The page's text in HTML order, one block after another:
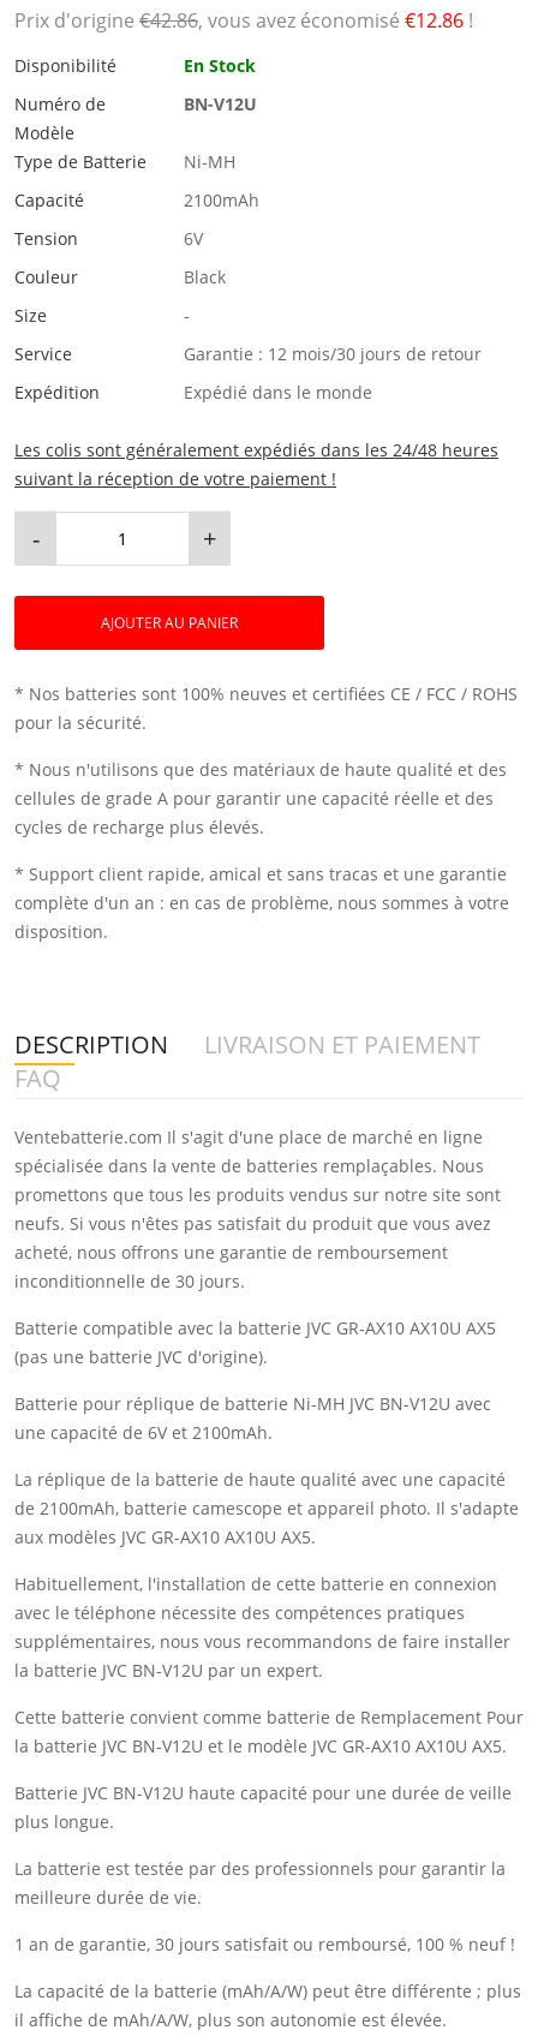
Prix ​​d'origine €42.86, vous avez économisé €12.86 !
Disponibilité
En Stock
Numéro de
Modèle
BN-V12U
Type de Batterie
Ni-MH
Capacité
2100mAh
Tension
6V
Couleur
Black
Size
-
Service
Garantie : 12 mois/30 jours de retour
Expédition
Expédié dans le monde
Les colis sont généralement expédiés dans les 24/48 heures
suivant la réception de votre paiement !
- +
AJOUTER AU PANIER
* Nos batteries sont 100% neuves et certifiées CE / FCC / ROHS
pour la sécurité.
* Nous n'utilisons que des matériaux de haute qualité et des
cellules de grade A pour garantir une capacité réelle et des
cycles de recharge plus élevés.
* Support client rapide, amical et sans tracas et une garantie
complète d'un an : en cas de problème, nous sommes à votre
disposition.
DESCRIPTION
LIVRAISON ET PAIEMENT
FAQ
Ventebatterie.com Il s'agit d'une place de marché en ligne
spécialisée dans la vente de batteries remplaçables. Nous
promettons que tous les produits vendus sur notre site sont
neufs. Si vous n'êtes pas satisfait du produit que vous avez
acheté, nous offrons une garantie de remboursement
inconditionnelle de 30 jours.
Batterie compatible avec la batterie JVC GR-AX10 AX10U AX5
(pas une batterie JVC d'origine).
Batterie pour réplique de batterie Ni-MH JVC BN-V12U avec
une capacité de 6V et 2100mAh.
La réplique de la batterie de haute qualité avec une capacité
de 2100mAh, batterie camescope et appareil photo. Il s'adapte
aux modèles JVC GR-AX10 AX10U AX5.
Habituellement, l'installation de cette batterie en connexion
avec le téléphone nécessite des compétences pratiques
supplémentaires, nous vous recommandons de faire installer
la batterie JVC BN-V12U par un expert.
Cette batterie convient comme batterie de Remplacement Pour
la batterie JVC BN-V12U et le modèle JVC GR-AX10 AX10U AX5.
Batterie JVC BN-V12U haute capacité pour une durée de veille
plus longue.
La batterie est testée par des professionnels pour garantir la
meilleure durée de vie.
1 an de garantie, 30 jours satisfait ou remboursé, 100 % neuf !
La capacité de la batterie (mAh/A/W) peut être différente ; plus
il affiche de mAh/A/W, plus son autonomie est élevée.